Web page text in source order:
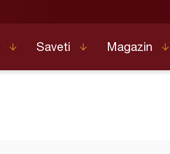
Saveti Magazin